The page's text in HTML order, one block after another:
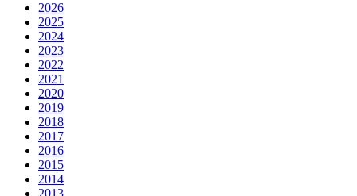
2026
2025
2024
2023
2022
2021
2020
2019
2018
2017
2016
2015
2014
2013